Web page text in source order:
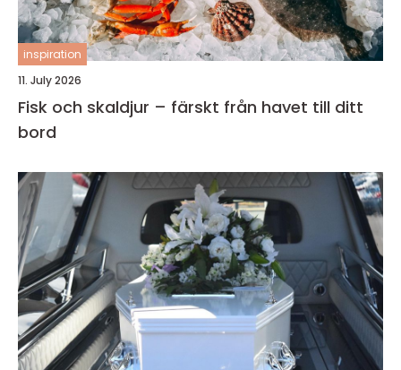
inspiration
11. July 2026
Fisk och skaldjur – färskt från havet till ditt
bord